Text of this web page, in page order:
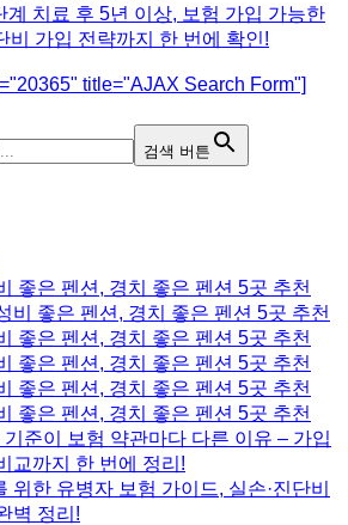
계 치료 후 5년 이상, 보험 가입 가능한
비 가입 전략까지 한 번에 확인!
title="AJAX Search Form"]
검색 버튼
좋은 펜션, 경치 좋은 펜션 5곳 추천
비 좋은 펜션, 경치 좋은 펜션 5곳 추천
좋은 펜션, 경치 좋은 펜션 5곳 추천
좋은 펜션, 경치 좋은 펜션 5곳 추천
좋은 펜션, 경치 좋은 펜션 5곳 추천
좋은 펜션, 경치 좋은 펜션 5곳 추천
기준이 보험 약관마다 다른 이유 – 가입
교까지 한 번에 정리!
위한 유병자 보험 가이드, 실손·진단비
벽 정리!